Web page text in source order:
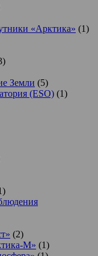
«Арктика» (1)
Земли (5)
(ESO) (1)
(2)
М» (1)